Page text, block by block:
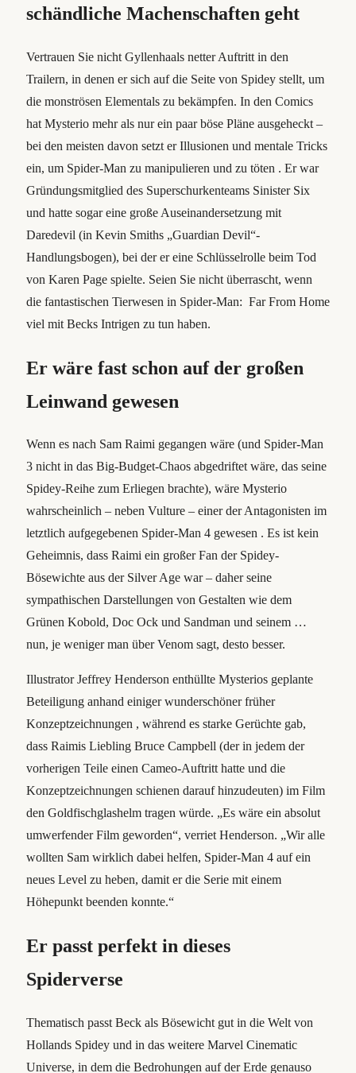
schändliche Machenschaften geht
Vertrauen Sie nicht Gyllenhaals netter Auftritt in den
Trailern, in denen er sich auf die Seite von Spidey stellt, um
die monströsen Elementals zu bekämpfen. In den Comics
hat Mysterio mehr als nur ein paar böse Pläne ausgeheckt –
bei den meisten davon setzt er Illusionen und mentale Tricks
ein, um Spider-Man zu manipulieren und zu töten . Er war
Gründungsmitglied des Superschurkenteams Sinister Six
und hatte sogar eine große Auseinandersetzung mit
Daredevil (in Kevin Smiths „Guardian Devil“-
Handlungsbogen), bei der er eine Schlüsselrolle beim Tod
von Karen Page spielte. Seien Sie nicht überrascht, wenn
die fantastischen Tierwesen in Spider-Man: Far From Home
viel mit Becks Intrigen zu tun haben.
Er wäre fast schon auf der großen
Leinwand gewesen
Wenn es nach Sam Raimi gegangen wäre (und Spider-Man
3 nicht in das Big-Budget-Chaos abgedriftet wäre, das seine
Spidey-Reihe zum Erliegen brachte), wäre Mysterio
wahrscheinlich – neben Vulture – einer der Antagonisten im
letztlich aufgegebenen Spider-Man 4 gewesen . Es ist kein
Geheimnis, dass Raimi ein großer Fan der Spidey-
Bösewichte aus der Silver Age war – daher seine
sympathischen Darstellungen von Gestalten wie dem
Grünen Kobold, Doc Ock und Sandman und seinem …
nun, je weniger man über Venom sagt, desto besser.
Illustrator Jeffrey Henderson enthüllte Mysterios geplante
Beteiligung anhand einiger wunderschöner früher
Konzeptzeichnungen , während es starke Gerüchte gab,
dass Raimis Liebling Bruce Campbell (der in jedem der
vorherigen Teile einen Cameo-Auftritt hatte und die
Konzeptzeichnungen schienen darauf hinzudeuten) im Film
den Goldfischglashelm tragen würde. „Es wäre ein absolut
umwerfender Film geworden“, verriet Henderson. „Wir alle
wollten Sam wirklich dabei helfen, Spider-Man 4 auf ein
neues Level zu heben, damit er die Serie mit einem
Höhepunkt beenden konnte.“
Er passt perfekt in dieses
Spiderverse
Thematisch passt Beck als Bösewicht gut in die Welt von
Hollands Spidey und in das weitere Marvel Cinematic
Universe, in dem die Bedrohungen auf der Erde genauso